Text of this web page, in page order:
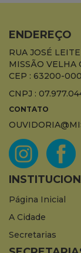
ENDEREÇO
RUA JOSÉ
MISSÃO VELHA
CEP : 63200-000
CNPJ :
CONTATO
Página Inicial
A Cidade
Secretarias